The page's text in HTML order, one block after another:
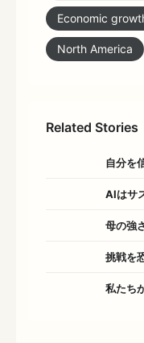
Economic
North America
Related Stories
自分を
AIはサ
母の強
挑戦を
私たち